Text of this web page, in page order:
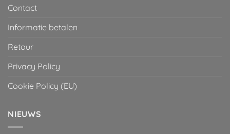
Contact
Informatie betalen
Retour
Privacy Policy
Cookie Policy (EU)
NIEUWS